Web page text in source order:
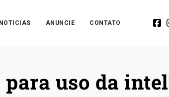
NOTICIAS ANUNCIE CONTATO
uso da